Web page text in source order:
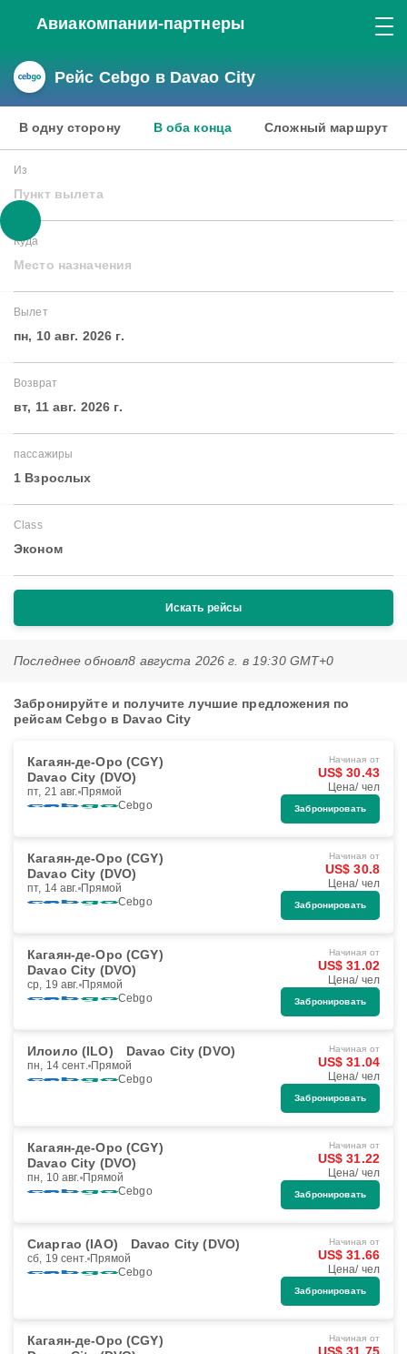
Авиакомпании-партнеры
Рейс Cebgo в Davao City
В одну сторону В оба конца Сложный маршрут
Из
Пункт вылета
Куда
Место назначения
Вылет
пн, 10 авг. 2026 г.
Возврат
вт, 11 авг. 2026 г.
пассажиры
1 Взрослых
Class
Эконом
Искать рейсы
Последнее обновл8 августа 2026 г. в 19:30 GMT+0
Забронируйте и получите лучшие предложения по
рейсам Cebgo в Davao City
Кагаян-де-Оро (CGY)
Davao City (DVO)
пт, 21 авг. Прямой
Cebgo
Начиная от
US$ 30.43
Цена/ чел
Забронировать
Кагаян-де-Оро (CGY)
Davao City (DVO)
пт, 14 авг. Прямой
Cebgo
Начиная от
US$ 30.8
Цена/ чел
Забронировать
Кагаян-де-Оро (CGY)
Davao City (DVO)
ср, 19 авг. Прямой
Cebgo
Начиная от
US$ 31.02
Цена/ чел
Забронировать
Илоило (ILO) Davao City (DVO)
пн, 14 сент. Прямой
Cebgo
Начиная от
US$ 31.04
Цена/ чел
Забронировать
Кагаян-де-Оро (CGY)
Davao City (DVO)
пн, 10 авг. Прямой
Cebgo
Начиная от
US$ 31.22
Цена/ чел
Забронировать
Сиаргао (IAO) Davao City (DVO)
сб, 19 сент. Прямой
Cebgo
Начиная от
US$ 31.66
Цена/ чел
Забронировать
Кагаян-де-Оро (CGY)
Начиная от